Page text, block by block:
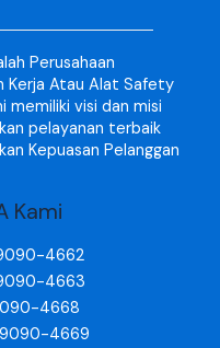
Perusahaan
Kerja Atau Alat Safety
memiliki visi dan misi
pelayanan terbaik
Kepuasan Pelanggan
Kami
4662
4663
4668
9090-4669